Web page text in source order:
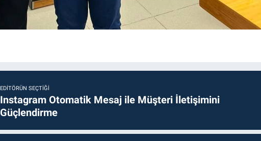
EDITÖRÜN SEÇTIĞI
Instagram Otomatik Mesaj ile Müşteri İletişimini
Güçlendirme